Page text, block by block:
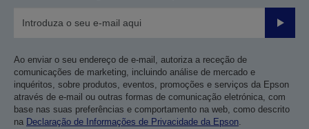
Enviar
Ao enviar o seu endereço de e-mail, autoriza a receção de
comunicações de marketing, incluindo análise de mercado e
inquéritos, sobre produtos, eventos, promoções e serviços da Epson
através de e-mail ou outras formas de comunicação eletrónica, com
base nas suas preferências e comportamento na web, como descrito
na Declaração de Informações de Privacidade da Epson